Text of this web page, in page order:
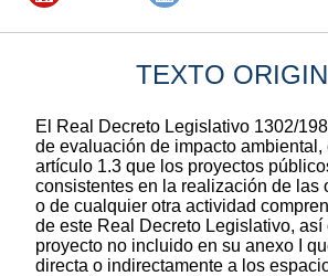
TEXTO
El Real Decreto Legislativo 1302/
de evaluación de impacto ambiental,
artículo 1.3 que los proyectos
consistentes en la realización de las
o de cualquier otra actividad
de este Real Decreto Legislativo,
proyecto no incluido en su anexo I
directa o indirectamente a los